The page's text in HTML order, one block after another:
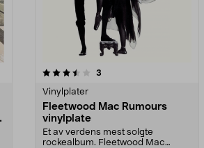
3
Vinylplater
Fleetwood Mac Rumours
vinylplate
Et av verdens mest solgte
rockealbum. Fleetwood Mac
5.0 av 5 stjerner